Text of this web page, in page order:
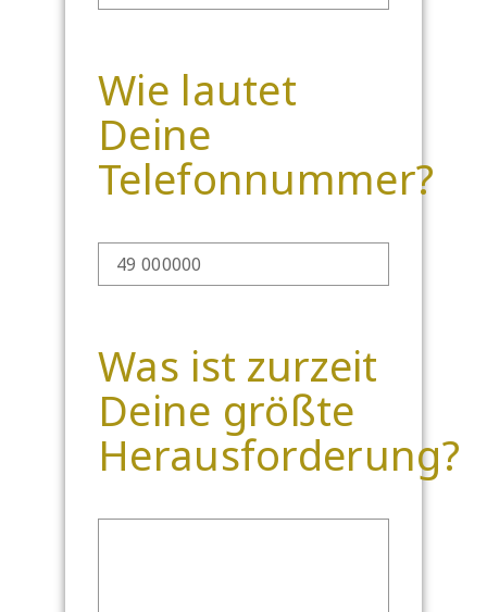
Wie lautet
Deine
Telefonnummer?
Was ist zurzeit
Deine größte
Herausforderung?